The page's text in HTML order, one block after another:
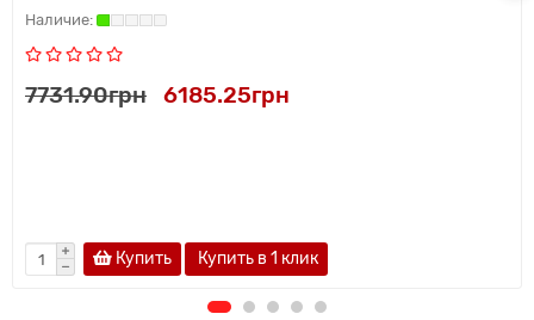
7731.90грн 6185.25грн
Купить Купить в 1 клик